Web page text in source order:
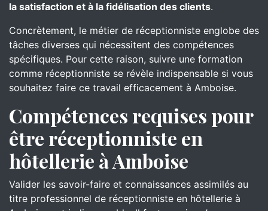
la satisfaction et à la fidélisation des clients.
Concrètement, le métier de réceptionniste englobe des
tâches diverses qui nécessitent des compétences
spécifiques. Pour cette raison, suivre une formation
comme réceptionniste se révèle indispensable si vous
souhaitez faire ce travail efficacement à Amboise.
Compétences requises pour
être réceptionniste en
hôtellerie à Amboise
Valider les savoir-faire et connaissances assimilés au
titre professionnel de réceptionniste en hôtellerie à